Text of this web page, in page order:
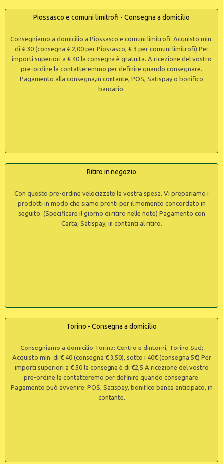
Piossasco e comuni limitrofi - Consegna a domicilio
Consegniamo a domicilio a Piossasco e comuni limitrofi. Acquisto min.
di € 30 (consegna € 2,00 per Piossasco, € 3 per comuni limitrofi) Per
importi superiori a € 40 la consegna è gratuita. A ricezione del vostro
pre-ordine la contatteremmo per definire quando consegnare.
Pagamento alla consegna,in contante, POS, Satispay o bonifico
bancario.
Ritiro in negozio
Con questo pre-ordine velocizzate la vostra spesa. Vi prepariamo i
prodotti in modo che siamo pronti per il momento concordato in
seguito. (Specificare il giorno di ritiro nelle note) Pagamento con
Carta, Satispay, in contanti al ritiro.
Torino - Consegna a domicilio
Consegniamo a domicilio Torino: Centro e dintorni, Torino Sud;
Acquisto min. di € 40 (consegna € 3,50), sotto i 40€ (consegna 5€) Per
importi superiori a € 50 la consegna è di €2,5 A ricezione del vostro
pre-ordine la contatteremo per definire quando consegnare.
Pagamento può avvenire: POS, Satispay, bonifico banca anticipato, in
contante.